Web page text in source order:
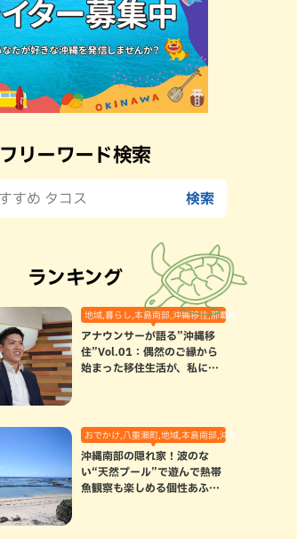
フリーワード検索
ランキング
地域,暮らし,本島南部,沖縄移住,那覇市
アナウンサーが語る”沖縄移
住”Vol.01：偶然のご縁から
始まった移住生活が、私にと
おでかけ,八重瀬町,地域,本島南部,沖縄の海,自然
沖縄南部の隠れ家！波のな
い“天然プール”で遊んで熱帯
魚観察も楽しめる個性あふれ